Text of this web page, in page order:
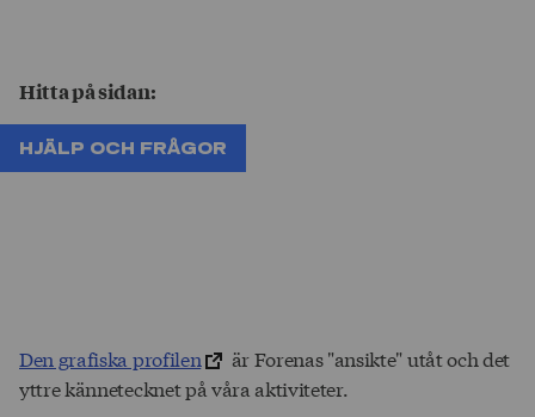
Hitta på sidan:
Hjälp och frågor
Den grafiska profilen
är Forenas "ansikte" utåt och det
yttre kännetecknet på våra aktiviteter.